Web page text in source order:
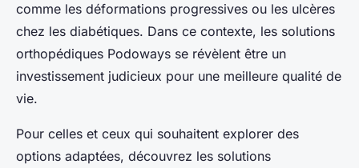
comme les déformations progressives ou les ulcères
chez les diabétiques. Dans ce contexte, les solutions
orthopédiques Podoways se révèlent être un
investissement judicieux pour une meilleure qualité de
vie.
Pour celles et ceux qui souhaitent explorer des
options adaptées, découvrez les solutions